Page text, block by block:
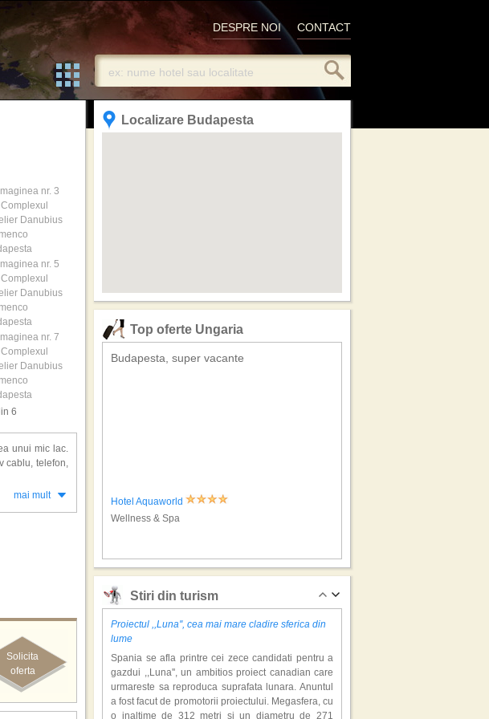
CONTACT
DESPRE NOI
6
unui mic lac.
cablu, telefon,
mai mult
Solicita
oferta
Localizare Budapesta
Top oferte Ungaria
Budapesta, super vacante
Hotel Aquaworld
Wellness & Spa
Stiri din turism
Proiectul ,,Luna'', cea mai mare cladire sferica din
lume
Spania se afla printre cei zece candidati pentru a
gazdui ,,Luna'', un ambitios proiect canadian care
urmareste sa reproduca suprafata lunara. Anuntul
a fost facut de promotorii proiectului. Megasfera, cu
o inaltime de 312 metri si un diametru de 271